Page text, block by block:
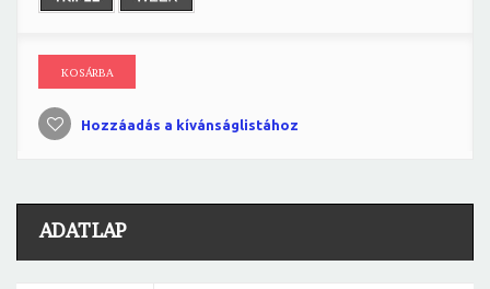
KOSÁRBA
Hozzáadás a kívánságlistához
ADATLAP